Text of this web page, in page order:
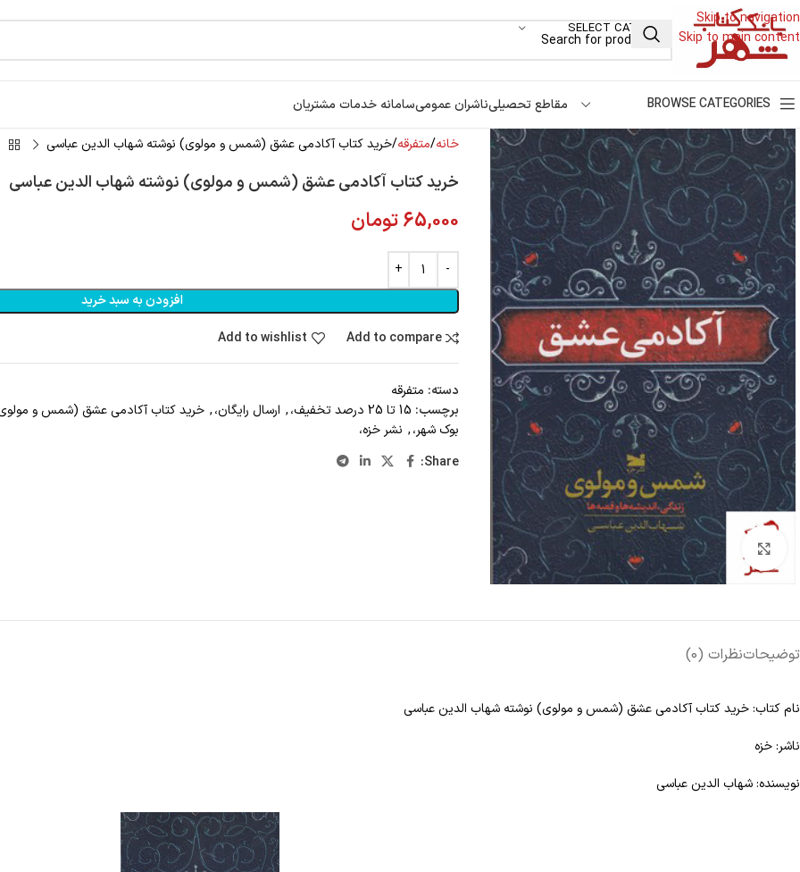
Skip to navigation
Skip to main content
SELECT CATEGORY
BROWSE CATEGORIES مقاطع تحصیلیناشران عمومیسامانه خدمات مشتریان
Click to enlarge
خانه متفرقه خرید کتاب آکادمی عشق (شمس و مولوی) نوشته شهاب الدین عباسی
خرید کتاب آکادمی عشق (شمس و مولوی) نوشته شهاب الدین عباسی
65,000تومان
افزودن به سبد خرید
Add to compare
Add to wishlist
دسته: متفرقه
برچسب: 15 تا 25 درصد تخفیف، , ارسال رایگان،, خرید کتاب آکادمی عشق (شمس و
بوک شهر،, نشر خزه،
Share:
توضیحاتنظرات (0)
نام کتاب: خرید کتاب آکادمی عشق (شمس و مولوی) نوشته شهاب الدین عباسی
ناشر: خزه
نویسنده: شهاب الدین عباسی